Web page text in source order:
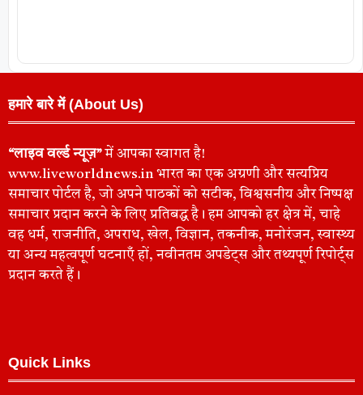
हमारे बारे में (About Us)
“लाइव वर्ल्ड न्यूज़”में आपका स्वागत है!
www.liveworldnews.in भारत का एक अग्रणी और सत्यप्रिय
समाचार पोर्टल है, जो अपने पाठकों को सटीक, विश्वसनीय और निष्पक्ष
समाचार प्रदान करने के लिए प्रतिबद्ध है। हम आपको हर क्षेत्र में, चाहे
वह धर्म, राजनीति, अपराध, खेल, विज्ञान, तकनीक, मनोरंजन, स्वास्थ्य
या अन्य महत्वपूर्ण घटनाएँ हों, नवीनतम अपडेट्स और तथ्यपूर्ण रिपोर्ट्स
प्रदान करते हैं।
Quick Links